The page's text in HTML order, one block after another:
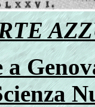
a